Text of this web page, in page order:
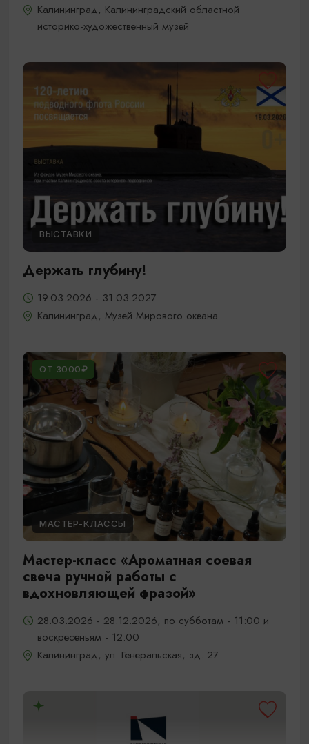
Калининград, Калининградский областной
историко-художественный музей
ВЫСТАВКИ
Держать глубину!
19.03.2026 - 31.03.2027
Калининград, Музей Мирового океана
ОТ 3000₽
МАСТЕР-КЛАССЫ
Мастер-класс «Ароматная соевая
свеча ручной работы с
вдохновляющей фразой»
28.03.2026 - 28.12.2026, по субботам - 11:00 и
воскресеньям - 12:00
Калининград, ул. Генеральская, зд. 27